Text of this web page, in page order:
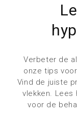
Verbeter de
onze tips
Vind de juiste
vlekken.
voor de